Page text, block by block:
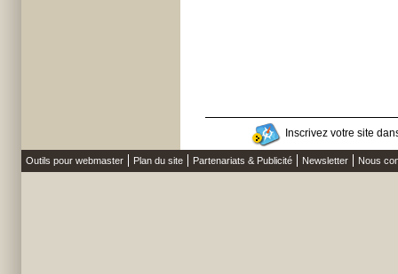
Inscrivez votre site
Outils pour webmaster Plan du site Partenariats & Publicité Newsletter Nous